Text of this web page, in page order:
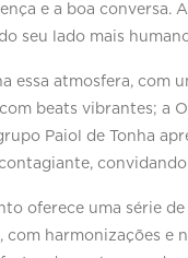
e a boa conversa.
seu lado mais
essa atmosfera, com
beats vibrantes; a
Paiol de Tonha
oferece uma série
harmonizações e